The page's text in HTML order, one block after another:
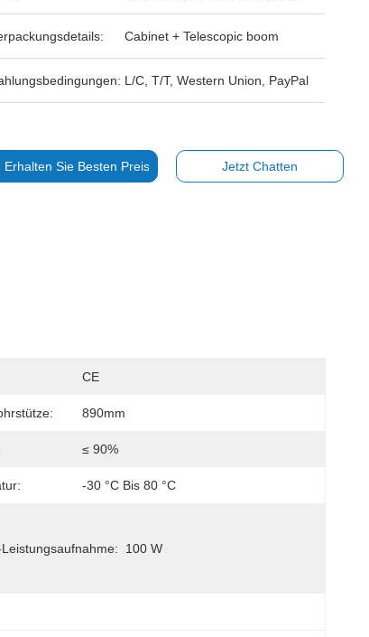
Cabinet + Telescopic boom
L/C, T/T, Western Union, PayPal
Erhalten Sie Besten Preis Jetzt Chatten
CE
890mm
≤ 90%
-30 °C Bis 80 °C
100 W